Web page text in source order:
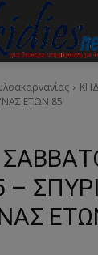
ΕΤΩΝ 85
–